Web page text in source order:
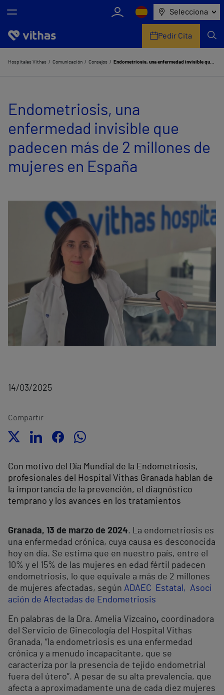
Selecciona
Nosotros
Servicios de salud
Equipo médico y asistencial
Información útil
Pedir Cita
Hospitales Vithas Comunicación Consejos Endometriosis, una enfermedad invisible que padecen más de 2 millones de mujeres en España
Endometriosis, una
enfermedad invisible que
padecen más de 2 millones de
mujeres en España
14/03/2025
Compartir
Con motivo del Día Mundial de la Endometriosis,
profesionales del Hospital Vithas Granada hablan de
la importancia de la prevención, el diagnóstico
temprano y los avances en los tratamientos
Granada, 13 de marzo de 2024. La endometriosis es
una enfermedad crónica, cuya causa es desconocida
hoy en día. Se estima que en nuestro país, entre el
10% y el 15% de las mujeres en edad fértil padecen
endometriosis, lo que equivale a más de 2 millones
de mujeres afectadas, según ADAEC Estatal, Asoci
ación de Afectadas de Endometriosis
En palabras de la Dra. Amelia Vizcaíno, coordinadora
del Servicio de Ginecología del Hospital Vithas
Granada, “la endometriosis es una enfermedad
crónica y a menudo incapacitante, que se
caracteriza por la presencia de tejido endometrial
fuera del útero”. A pesar de su alta prevalencia, que
afecta a aproximadamente una de cada diez mujeres